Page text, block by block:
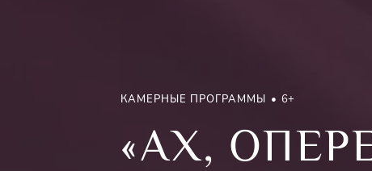
КАМЕРНЫЕ ПРОГРАММЫ 6+
«АХ,